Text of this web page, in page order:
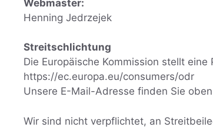
Webmaster:
Henning Jedrzejek
Streitschlichtung
Die Europäische Kommission stellt
https://ec.europa.eu/consumers/odr
Unsere E-Mail-Adresse finden Sie
Wir sind nicht verpflichtet, an